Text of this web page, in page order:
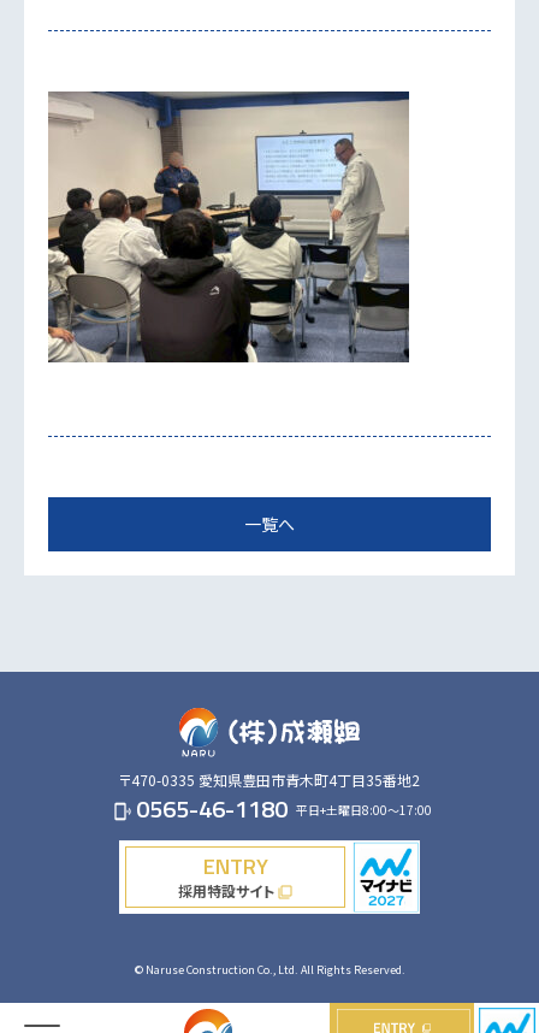
一覧へ
〒470-0335 愛知県豊田市青木町4丁目35番地2
phonelink_ring 0565-46-1180 平日+土曜日8:00～17:00
ENTRY
採用特設サイトfilter_none
© Naruse Construction Co., Ltd. All Rights Reserved.